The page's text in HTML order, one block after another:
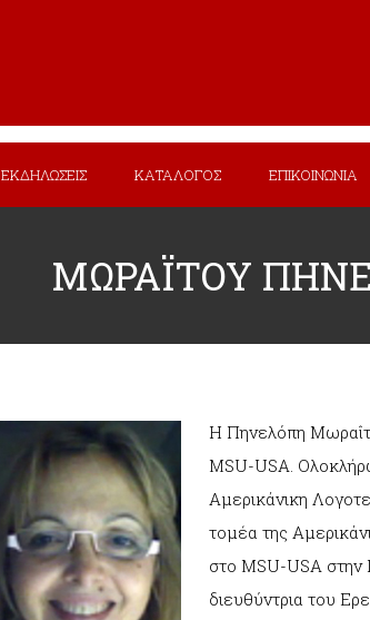
ΕΚΔΗΛΩΣΕΙΣ ΚΑΤΑΛΟΓΟΣ ΕΠΙΚΟΙΝΩΝΙΑ
ΜΩΡΑΪΤΟΥ
Η Πηνελόπη
MSU-USA.
Αμερικάνικη
τομέα της
στο MSU-USA στην
διευθύντρια του